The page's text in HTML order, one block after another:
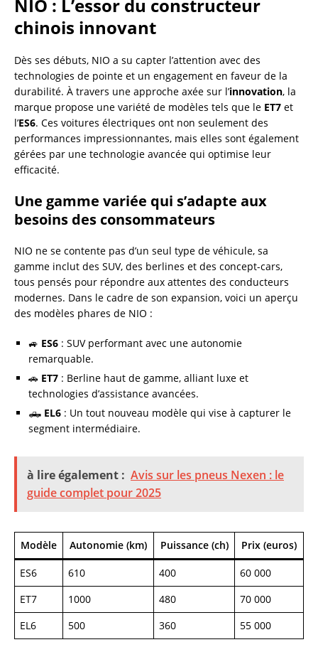
NIO : L’essor du constructeur
chinois innovant
Dès ses débuts, NIO a su capter l’attention avec des
technologies de pointe et un engagement en faveur de la
durabilité. À travers une approche axée sur l’innovation, la
marque propose une variété de modèles tels que le ET7 et
l’ES6. Ces voitures électriques ont non seulement des
performances impressionnantes, mais elles sont également
gérées par une technologie avancée qui optimise leur
efficacité.
Une gamme variée qui s’adapte aux
besoins des consommateurs
NIO ne se contente pas d’un seul type de véhicule, sa
gamme inclut des SUV, des berlines et des concept-cars,
tous pensés pour répondre aux attentes des conducteurs
modernes. Dans le cadre de son expansion, voici un aperçu
des modèles phares de NIO :
🚙 ES6 : SUV performant avec une autonomie
remarquable.
🚗 ET7 : Berline haut de gamme, alliant luxe et
technologies d’assistance avancées.
🛻 EL6 : Un tout nouveau modèle qui vise à capturer le
segment intermédiaire.
à lire également : Avis sur les pneus Nexen : le
guide complet pour 2025
Modèle Autonomie (km) Puissance (ch) Prix (euros)
ES6 610 400
60 000
ET7
1000 480
70 000
EL6
500 360 55 000